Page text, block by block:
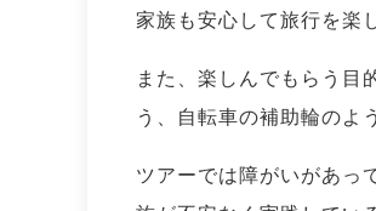
家族も安心して旅行を楽
また、楽しんでもらう目
う、自転車の補助輪のよ
ツアーでは障がいがあっ